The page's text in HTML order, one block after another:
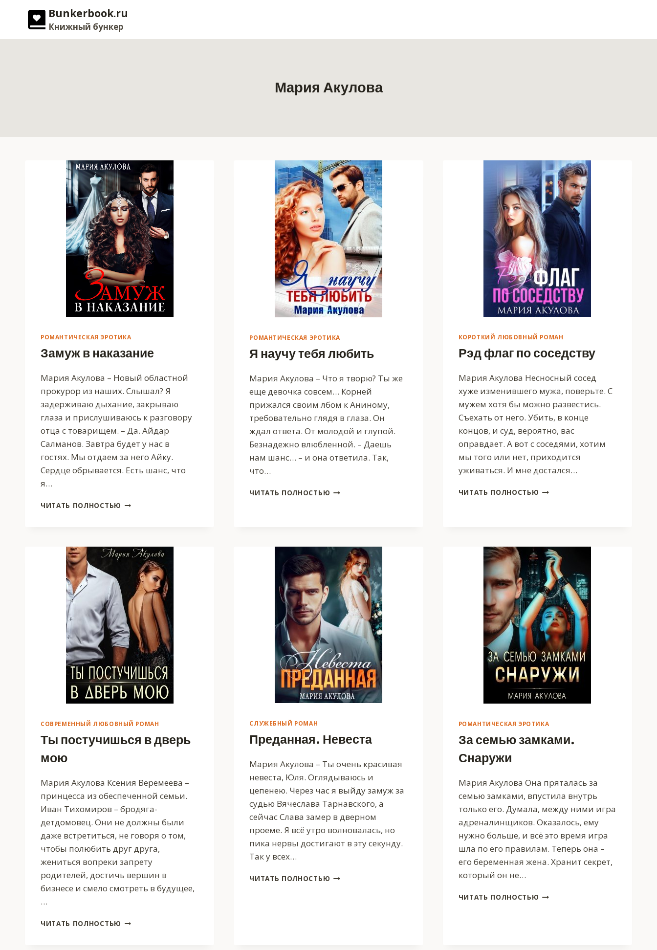
содержимому
Bunkerbook.ru
Книжный бункер
Мария Акулова
РОМАНТИЧЕСКАЯ ЭРОТИКА
Замуж в наказание
Мария Акулова – Новый областной
прокурор из наших. Слышал? Я
задерживаю дыхание, закрываю
глаза и прислушиваюсь к разговору
отца с товарищем. – Да. Айдар
Салманов. Завтра будет у нас в
гостях. Мы отдаем за него Айку.
Сердце обрывается. Есть шанс, что
я…
ЧИТАТЬ ПОЛНОСТЬЮ ЗАМУЖ
РОМАНТИЧЕСКАЯ ЭРОТИКА
Я научу тебя любить
Мария Акулова – Что я творю? Ты же
еще девочка совсем… Корней
прижался своим лбом к Аниному,
требовательно глядя в глаза. Он
ждал ответа. От молодой и глупой.
Безнадежно влюбленной. – Даешь
нам шанс… – и она ответила. Так,
что…
ЧИТАТЬ ПОЛНОСТЬЮ Я
КОРОТКИЙ ЛЮБОВНЫЙ РОМАН
Рэд флаг по соседству
Мария Акулова Несносный сосед
хуже изменившего мужа, поверьте. С
мужем хотя бы можно развестись.
Съехать от него. Убить, в конце
концов, и суд, вероятно, вас
оправдает. А вот с соседями, хотим
мы того или нет, приходится
уживаться. И мне достался…
ЧИТАТЬ ПОЛНОСТЬЮ РЭД
СОВРЕМЕННЫЙ ЛЮБОВНЫЙ РОМАН
Ты постучишься в дверь
мою
Мария Акулова Ксения Веремеева –
принцесса из обеспеченной семьи.
Иван Тихомиров – бродяга-
детдомовец. Они не должны были
даже встретиться, не говоря о том,
чтобы полюбить друг друга,
жениться вопреки запрету
родителей, достичь вершин в
бизнесе и смело смотреть в будущее,
…
ЧИТАТЬ ПОЛНОСТЬЮ ТЫ
СЛУЖЕБНЫЙ РОМАН
Преданная. Невеста
Мария Акулова – Ты очень красивая
невеста, Юля. Оглядываюсь и
цепенею. Через час я выйду замуж за
судью Вячеслава Тарнавского, а
сейчас Слава замер в дверном
проеме. Я всё утро волновалась, но
пика нервы достигают в эту секунду.
Так у всех…
ЧИТАТЬ ПОЛНОСТЬЮ ПРЕДАННАЯ.
РОМАНТИЧЕСКАЯ ЭРОТИКА
За семью замками.
Снаружи
Мария Акулова Она пряталась за
семью замками, впустила внутрь
только его. Думала, между ними игра
адреналинщиков. Оказалось, ему
нужно больше, и всё это время игра
шла по его правилам. Теперь она –
его беременная жена. Хранит секрет,
который он не…
ЧИТАТЬ ПОЛНОСТЬЮ ЗА